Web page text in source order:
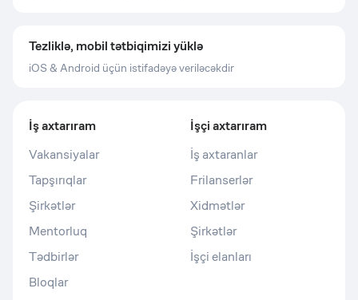
Tezliklə, mobil tətbiqimizi yüklə
iOS & Android üçün istifadəyə veriləcəkdir
İş axtarıram
Vakansiyalar
Tapşırıqlar
Şirkətlər
Mentorluq
Tədbirlər
Bloqlar
İşçi axtarıram
İş axtaranlar
Frilanserlər
Xidmətlər
Şirkətlər
İşçi elanları